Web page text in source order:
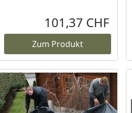
101,37 CHF
Zum Produkt